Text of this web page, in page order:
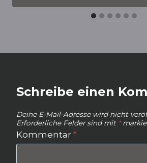
Schreibe einen
Deine E-Mail-Adresse wird nicht
Erforderliche Felder sind mit *
Kommentar *